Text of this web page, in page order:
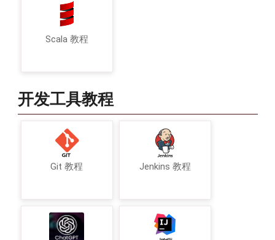
Scala 教程
开发工具教程
Git 教程 Jenkins 教程